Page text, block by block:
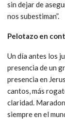
sin dejar de
nos subestiman”.
Pelotazo en
Un día antes los
presencia de un
presencia en
cantos, más
claridad.
siempre en el